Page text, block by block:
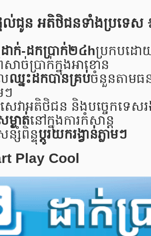
ល់ជូន អតិថិជនទាំងប្រទេស
ដាក់-ដកប្រាក់២៤hប្រកបដោ
សាច់ប្រាក់ក្នុងអាខោន
ឈ្នះដកបានគ្រប់ចំនួនតាមធ
ៗ
សេវាអតិថិជន និងបច្ចេកទេស
ម្ងាត់នៅក្នុងការកំសាន្ដ
ន្សំពិន្ទុប្តូរយករង្វាន់ភ្លាមៗ
Play Cool